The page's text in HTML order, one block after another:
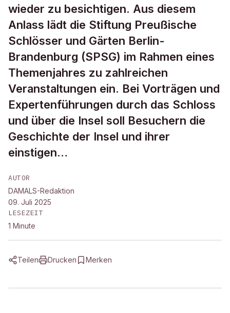
wieder zu besichtigen. Aus diesem
Anlass lädt die Stiftung Preußische
Schlösser und Gärten Berlin-
Brandenburg (SPSG) im Rahmen eines
Themenjahres zu zahlreichen
Veranstaltungen ein. Bei Vorträgen und
Expertenführungen durch das Schloss
und über die Insel soll Besuchern die
Geschichte der Insel und ihrer
einstigen…
AUTOR
DAMALS-Redaktion
09. Juli 2025
LESEZEIT
1 Minute
Teilen Drucken Merken